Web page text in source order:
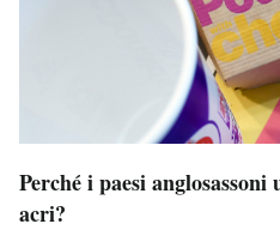
Perché i paesi
acri?